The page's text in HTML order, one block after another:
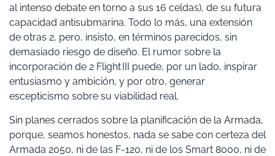
al intenso debate en torno a sus 16 celdas), de su futura
capacidad antisubmarina. Todo lo más, una extensión
de otras 2, pero, insisto, en términos parecidos, sin
demasiado riesgo de diseño. El rumor sobre la
incorporación de 2 Flight III puede, por un lado, inspirar
entusiasmo y ambición, y por otro, generar
escepticismo sobre su viabilidad real.
Sin planes cerrados sobre la planificación de la Armada,
porque, seamos honestos, nada se sabe con certeza del
Armada 2050, ni de las F-120, ni de los Smart 8000, ni de